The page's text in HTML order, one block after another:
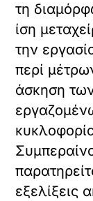
τη
ίση
την
περί
άσκηση
εξελίξεις